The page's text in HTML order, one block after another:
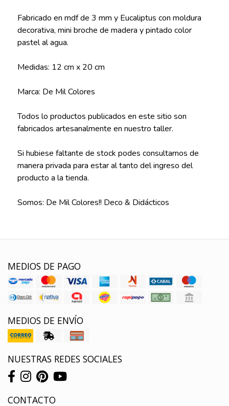
Fabricado en mdf de 3 mm y Eucaliptus con moldura
decorativa, mini broche de madera y pintado color
pastel al agua.
Medidas: 12 cm x 20 cm
Marca: De Mil Colores
Todos lo productos publicados en este sitio son
fabricados artesanalmente en nuestro taller.
Si hubiese faltante de stock podes consultarnos de
manera privada para estar al tanto del ingreso del
producto a la tienda.
Somos: De Mil Colores!! Deco & Didácticos
MEDIOS DE PAGO
MEDIOS DE ENVÍO
NUESTRAS REDES SOCIALES
CONTACTO